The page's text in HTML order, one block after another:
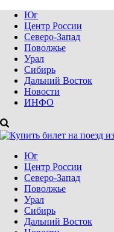
Юг
Центр России
Северо-Запад
Поволжье
Урал
Сибирь
Дальний Восток
Новости
ИНФО
Юг
Центр России
Северо-Запад
Поволжье
Урал
Сибирь
Дальний Восток